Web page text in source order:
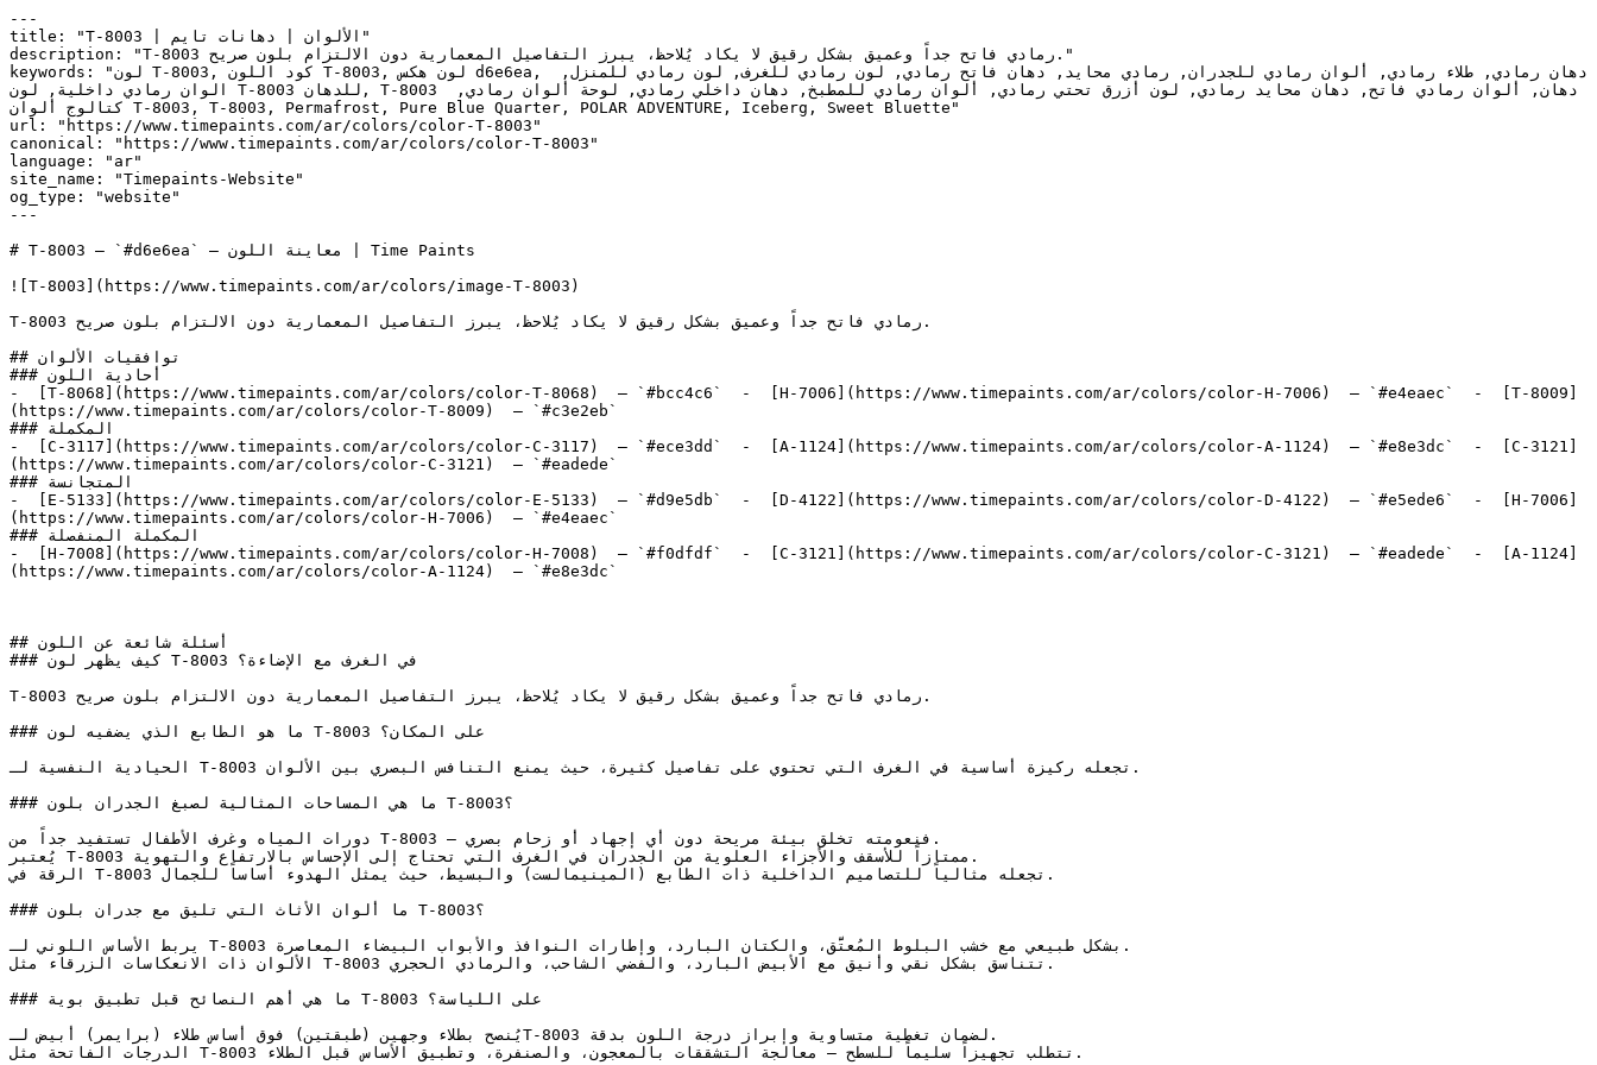
---
title: "T-8003 | الألوان | دهانات تايم"
description: "T-8003 رمادي فاتح جداً وعميق بشكل رقيق لا يكاد يُلاحظ، يبرز التفاصيل المعمارية دون الالتزام بلون صريح."
keywords: "لون T-8003, كود اللون T-8003, لون هكس d6e6ea, دهان رمادي, طلاء رمادي, ألوان رمادي للجدران, رمادي محايد, دهان فاتح رمادي, لون رمادي للغرف, لون رمادي للمنزل,
الوان رمادي داخلية, لون T-8003 للدهان, T-8003 دهان, ألوان رمادي فاتح, دهان محايد رمادي, لون أزرق تحتي رمادي, ألوان رمادي للمطبخ, دهان داخلي رمادي, لوحة ألوان رمادي,
كتالوج ألوان T-8003, T-8003, Permafrost, Pure Blue Quarter, POLAR ADVENTURE, Iceberg, Sweet Bluette"
url: "https://www.timepaints.com/ar/colors/color-T-8003"
canonical: "https://www.timepaints.com/ar/colors/color-T-8003"
language: "ar"
site_name: "Timepaints-Website"
og_type: "website"
---
# T-8003 — `#d6e6ea` — معاينة اللون | Time Paints
![T-8003](https://www.timepaints.com/ar/colors/image-T-8003)
T-8003 رمادي فاتح جداً وعميق بشكل رقيق لا يكاد يُلاحظ، يبرز التفاصيل المعمارية دون الالتزام بلون صريح.
## توافقيات الألوان
### أحادية اللون
-  [T-8068](https://www.timepaints.com/ar/colors/color-T-8068)  — `#bcc4c6`  -  [H-7006](https://www.timepaints.com/ar/colors/color-H-7006)  — `#e4eaec`  -  [T-8009]
(https://www.timepaints.com/ar/colors/color-T-8009)  — `#c3e2eb`
### المكملة
-  [C-3117](https://www.timepaints.com/ar/colors/color-C-3117)  — `#ece3dd`  -  [A-1124](https://www.timepaints.com/ar/colors/color-A-1124)  — `#e8e3dc`  -  [C-3121]
(https://www.timepaints.com/ar/colors/color-C-3121)  — `#eadede`
### المتجانسة
-  [E-5133](https://www.timepaints.com/ar/colors/color-E-5133)  — `#d9e5db`  -  [D-4122](https://www.timepaints.com/ar/colors/color-D-4122)  — `#e5ede6`  -  [H-7006]
(https://www.timepaints.com/ar/colors/color-H-7006)  — `#e4eaec`
### المكملة المنفصلة
-  [H-7008](https://www.timepaints.com/ar/colors/color-H-7008)  — `#f0dfdf`  -  [C-3121](https://www.timepaints.com/ar/colors/color-C-3121)  — `#eadede`  -  [A-1124]
(https://www.timepaints.com/ar/colors/color-A-1124)  — `#e8e3dc`
## أسئلة شائعة عن اللون
### كيف يظهر لون T-8003 في الغرف مع الإضاءة؟
T-8003 رمادي فاتح جداً وعميق بشكل رقيق لا يكاد يُلاحظ، يبرز التفاصيل المعمارية دون الالتزام بلون صريح.
### ما هو الطابع الذي يضفيه لون T-8003 على المكان؟
الحيادية النفسية لـ T-8003 تجعله ركيزة أساسية في الغرف التي تحتوي على تفاصيل كثيرة، حيث يمنع التنافس البصري بين الألوان.
### ما هي المساحات المثالية لصبغ الجدران بلون T-8003؟
دورات المياه وغرف الأطفال تستفيد جداً من T-8003 — فنعومته تخلق بيئة مريحة دون أي إجهاد أو زحام بصري.
يُعتبر T-8003 ممتازاً للأسقف والأجزاء العلوية من الجدران في الغرف التي تحتاج إلى الإحساس بالارتفاع والتهوية.
الرقة في T-8003 تجعله مثالياً للتصاميم الداخلية ذات الطابع (المينيمالست) والبسيط، حيث يمثل الهدوء أساساً للجمال.
### ما ألوان الأثاث التي تليق مع جدران بلون T-8003؟
يربط الأساس اللوني لـ T-8003 بشكل طبيعي مع خشب البلوط المُعتَّق، والكتان البارد، وإطارات النوافذ والأبواب البيضاء المعاصرة.
الألوان ذات الانعكاسات الزرقاء مثل T-8003 تتناسق بشكل نقي وأنيق مع الأبيض البارد، والفضي الشاحب، والرمادي الحجري.
### ما هي أهم النصائح قبل تطبيق بوية T-8003 على اللياسة؟
يُنصح بطلاء وجهين (طبقتين) فوق أساس طلاء (برايمر) أبيض لـT-8003 لضمان تغطية متساوية وإبراز درجة اللون بدقة.
الدرجات الفاتحة مثل T-8003 تتطلب تجهيزاً سليماً للسطح — معالجة التشققات بالمعجون، والصنفرة، وتطبيق الأساس قبل الطلاء.